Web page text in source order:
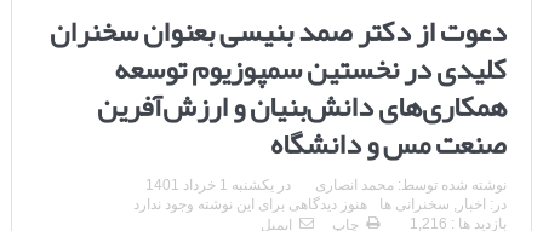
دعوت از دکتر صمد بنیسی بعنوان سخنران
کلیدی در نخستین سمپوزیوم توسعه
همکاری‌های دانش‌بنیان و ارزش‌آفرین
صنعت مس و دانشگاه
نوشته شده توسط: محمد انصاری در یکشنبه 1 خرداد 1401
در: اخبار سخنرانی ها
هنوز دیدگاهی برای این نوشته وجود ندارد
بازدید ها : 1,216
چاپ ایمیل